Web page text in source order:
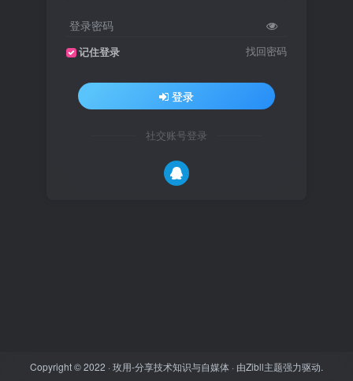
登录密码
记住登录 找回密码
登录
社交账号登录
Copyright © 2022 ·玫用-分享技术知识与自媒体 · 由Zibll主题强力驱动.